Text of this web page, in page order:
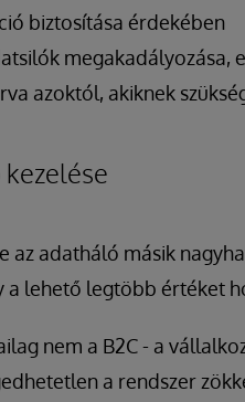
biztosítása érdekében
megakadályozása,
azoktól, akiknek
az adatháló másik
lehető legtöbb értéket
nem a B2C - a
a rendszer